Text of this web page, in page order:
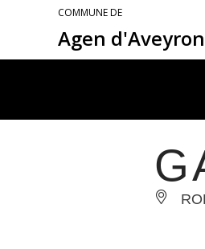
COMMUNE DE
Agen d'Aveyron